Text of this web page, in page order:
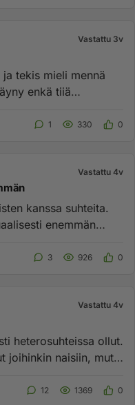
Vastattu 3v
tekis mieli mennä
enkä tiiä
1 330 0
Vastattu 4v
kanssa suhteita.
enemmän
3 926 0
Vastattu 4v
heterosuhteissa ollut.
joihinkin naisiin, mutta
12 1369 0